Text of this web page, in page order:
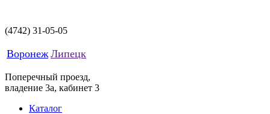
(4742) 31-05-05
Воронеж Липецк
Поперечный проезд,
владение 3а, кабинет 3
Каталог